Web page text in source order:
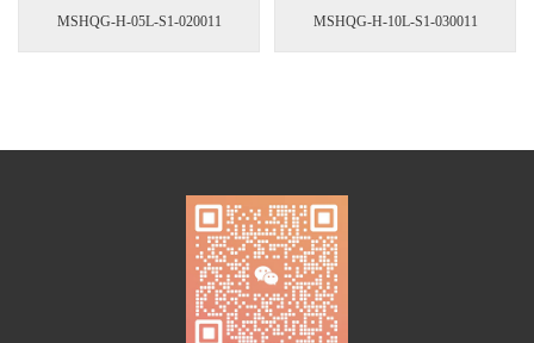
MSHQG-H-05L-S1-020011 MSHQG-H-10L-S1-030011